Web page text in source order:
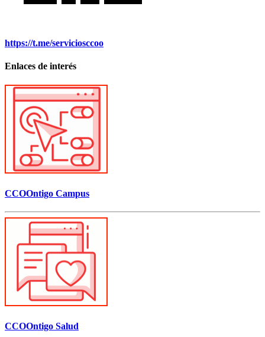
https://t.me/serviciosccoo
Enlaces de interés
CCOOntigo Campus
CCOOntigo Salud